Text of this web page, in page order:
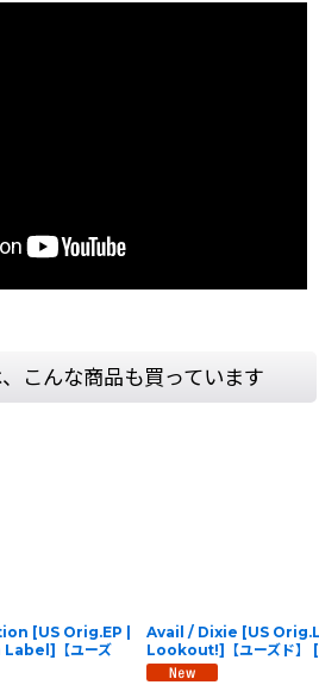
こんな商品も買っています
[US Orig.EP |
【ユーズ
Avail / Dixie [US
Lookout!]【ユーズド】
[